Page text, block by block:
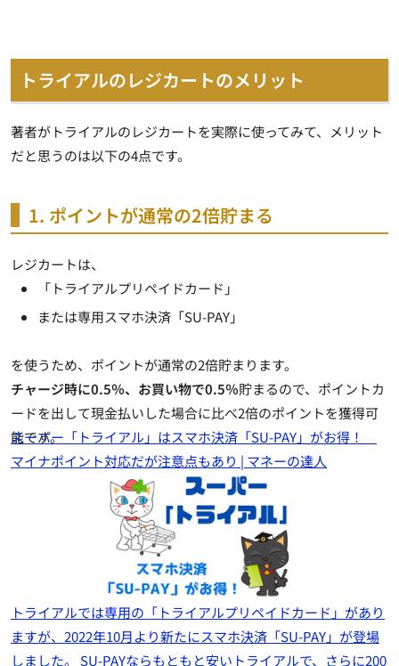
トライアルのレジカートのメリット
著者がトライアルのレジカートを実際に使ってみて、メリット
だと思うのは以下の4点です。
1. ポイントが通常の2倍貯まる
レジカートは、
「トライアルプリペイドカード」
または専用スマホ決済「SU-PAY」
を使うため、 ポイントが通常の2倍貯まります。
チャージ時に0.5％、お買い物で0.5％貯まるので、ポイントカ
ードを出して現金払いした場合に比べ2倍のポイントを獲得可
能です。
スーパー「トライアル」はスマホ決済「SU-PAY」がお得！
マイナポイント対応だが注意点もあり | マネーの達人
トライアルでは専用の「トライアルプリペイドカード」があり
ますが、2022年10月より新たにスマホ決済「SU-PAY」が登場
しました。 SU-PAYならもともと安いトライアルで、さらに200